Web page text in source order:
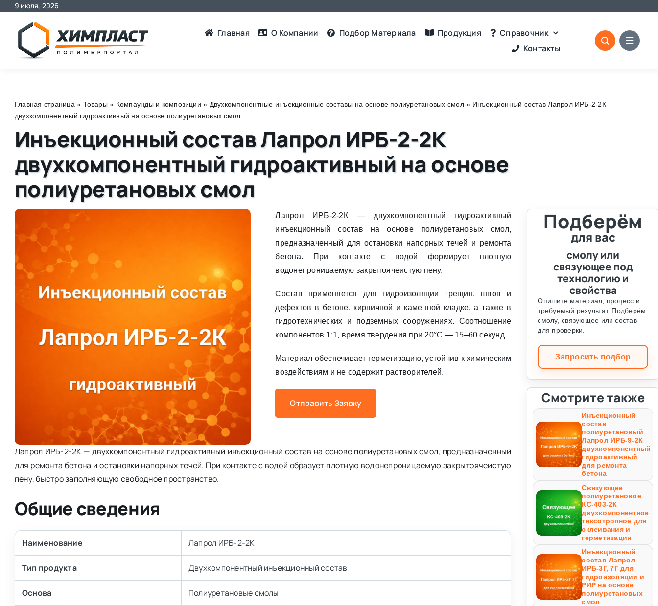
Skip
content
9 июля, 2026
Главная О Компании Подбор Материалa Продукция
Справочник
Контакты
Главная страница » Товары » Компаунды и композиции » Двухкомпонентные инъекционные составы на основе полиуретановых смол» Инъекционный состав Лапрол ИРБ-2-2К
двухкомпонентный гидроактивный на основе полиуретановых смол
Инъекционный состав Лапрол ИРБ-2-2К
двухкомпонентный гидроактивный на основе
полиуретановых смол
Лапрол ИРБ-2-2К — двухкомпонентный гидроактивный
инъекционный состав на основе полиуретановых смол,
предназначенный для остановки напорных течей и ремонта
бетона. При контакте с водой формирует плотную
водонепроницаемую закрытоячеистую пену.
Состав применяется для гидроизоляции трещин, швов и
дефектов в бетоне, кирпичной и каменной кладке, а также в
гидротехнических и подземных сооружениях. Соотношение
компонентов 1:1, время твердения при 20°С — 15–60 секунд.
Материал обеспечивает герметизацию, устойчив к химическим
воздействиям и не содержит растворителей.
Отправить Заявку
Лапрол ИРБ-2-2К — двухкомпонентный гидроактивный инъекционный состав на основе полиуретановых смол, предназначенный
для ремонта бетона и остановки напорных течей. При контакте с водой образует плотную водонепроницаемую закрытоячеистую
пену, быстро заполняющую свободное пространство.
Общие сведения
Наименование Лапрол ИРБ-2-2К
Тип продукта Двухкомпонентный инъекционный состав
Основа Полиуретановые смолы
Подберём
для вас
смолу или
связующее под
технологию и
свойства
Опишите материал, процесс и
требуемый результат. Подберём
смолу, связующее или состав
для проверки.
Запросить подбор
Смотрите также
Инъекционный
состав
полиуретановый
Лапрол ИРБ-9-2К
двухкомпонентный
гидроактивный
для ремонта
бетона
Связующее
полиуретановое
КС-403-2К
двухкомпонентное
тиксотропное для
склеивания и
герметизации
Инъекционный
состав Лапрол
ИРБ-3Г, 7Г для
гидроизоляции и
РИР на основе
полиуретановых
смол